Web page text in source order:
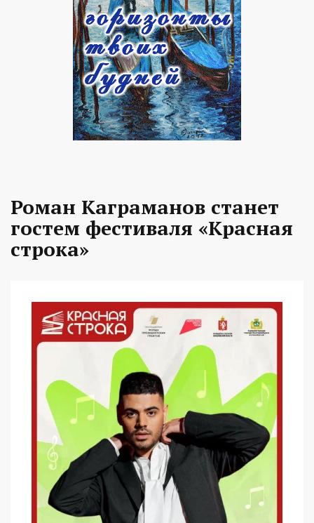
Роман Каграманов станет
гостем фестиваля «Красная
строка»